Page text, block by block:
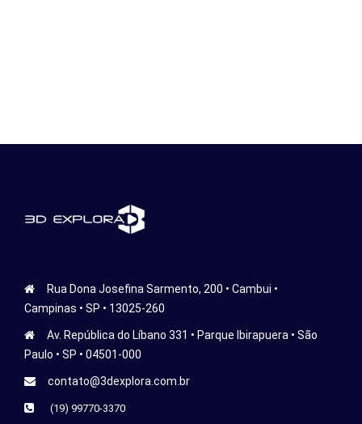
Rua Dona Josefina Sarmento, 200 • Cambui •
Campinas • SP • 13025-260
Av. República do Líbano 331 • Parque Ibirapuera • São
Paulo • SP • 04501-000
contato@3dexplora.com.br
(19) 99770-3370